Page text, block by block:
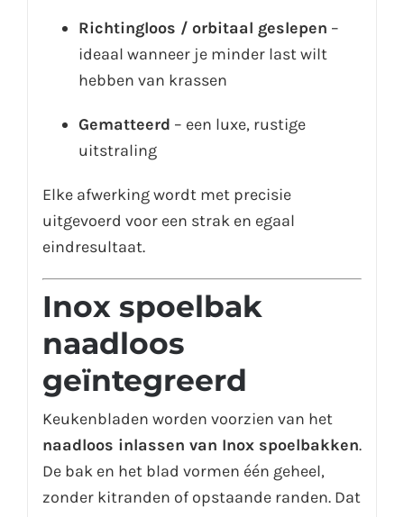
Richtingloos / orbitaal geslepen –
ideaal wanneer je minder last wilt
hebben van krassen
Gematteerd – een luxe, rustige
uitstraling
Elke afwerking wordt met precisie
uitgevoerd voor een strak en egaal
eindresultaat.
Inox spoelbak
naadloos
geïntegreerd
Keukenbladen worden voorzien van het
naadloos inlassen van Inox spoelbakken.
De bak en het blad vormen één geheel,
zonder kitranden of opstaande randen. Dat